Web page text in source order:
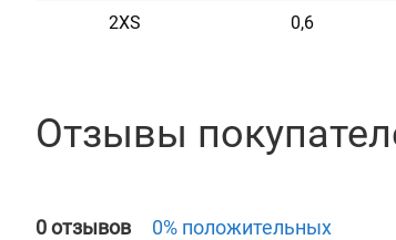
2XS 0,6
Отзывы
0 отзывов 0% положительных